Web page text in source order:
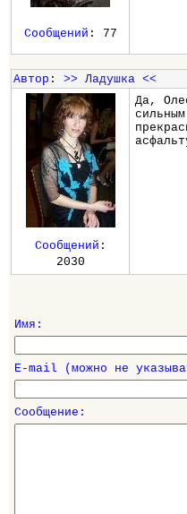
Сообщений : 77
Автор :>> Ладушка <<
Да,
Сообщений :
2030
Имя:
E-mail (можно не
Сообщение: